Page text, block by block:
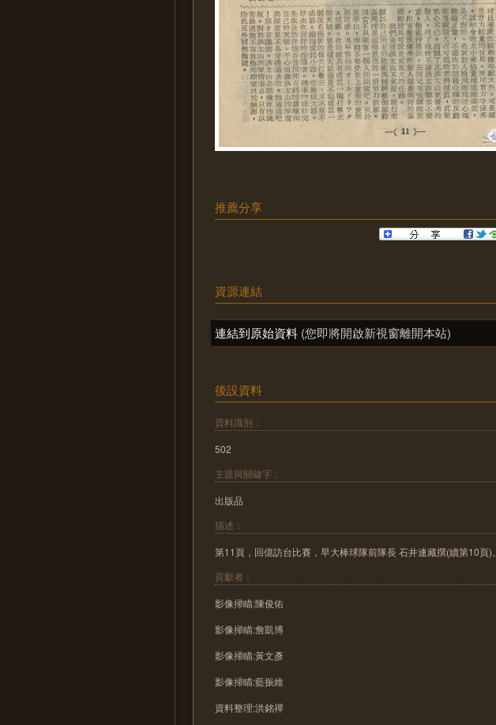
推薦分享
資源連結
連結到原始資料 (您即將開啟新視窗離開本站)
後設資料
資料識別：
502
主題與關鍵字：
出版品
描述：
第11頁，回億訪台比賽，早大棒球隊前隊長 石井連藏撰(續第10頁)。
貢獻者：
影像掃瞄:陳俊佑
影像掃瞄:詹凱博
影像掃瞄:黃文彥
影像掃瞄:藍振維
資料整理:洪銘禪